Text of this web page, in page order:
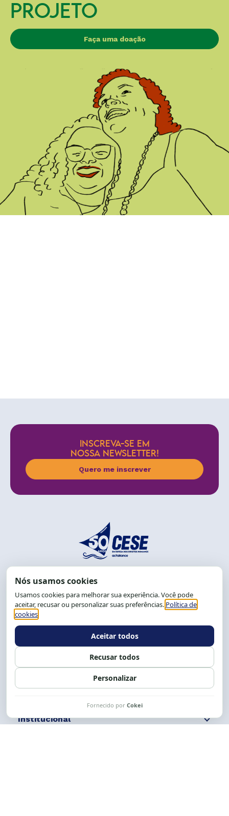
PROJETO
Faça uma doação
INSCREVA-SE EM
NOSSA NEWSLETTER!
Quero me inscrever
End.: R. da Graça, 150. Graça
CEP: 40.150-055
Salvador-BA, Brasil.
Tel.: (71) 2104-5457, Cel.: (71) 9 9239-2104 ou 2105
Expediente: 8h às 12h e 13 às 17h.
Siga nossas redes Fale conosco
Institucional